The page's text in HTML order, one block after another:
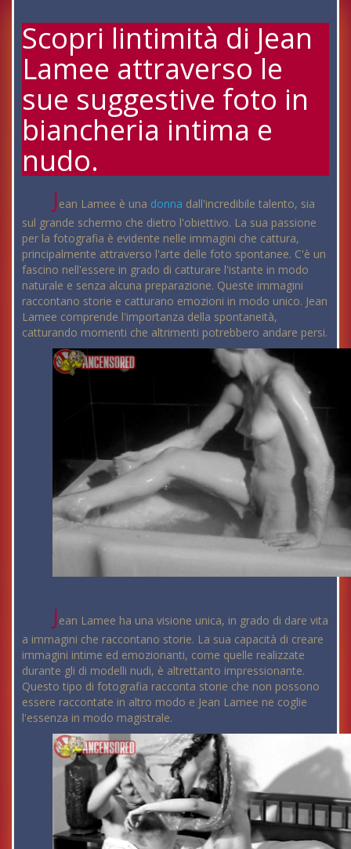
Scopri lintimità di Jean
Lamee attraverso le
sue suggestive foto in
biancheria intima e
nudo.
Jean Lamee è una donna dall'incredibile talento, sia
sul grande schermo che dietro l'obiettivo. La sua passione
per la fotografia è evidente nelle immagini che cattura,
principalmente attraverso l'arte delle foto spontanee. C'è un
fascino nell'essere in grado di catturare l'istante in modo
naturale e senza alcuna preparazione. Queste immagini
raccontano storie e catturano emozioni in modo unico. Jean
Lamee comprende l'importanza della spontaneità,
catturando momenti che altrimenti potrebbero andare persi.
Jean Lamee ha una visione unica, in grado di dare vita
a immagini che raccontano storie. La sua capacità di creare
immagini intime ed emozionanti, come quelle realizzate
durante gli di modelli nudi, è altrettanto impressionante.
Questo tipo di fotografia racconta storie che non possono
essere raccontate in altro modo e Jean Lamee ne coglie
l'essenza in modo magistrale.